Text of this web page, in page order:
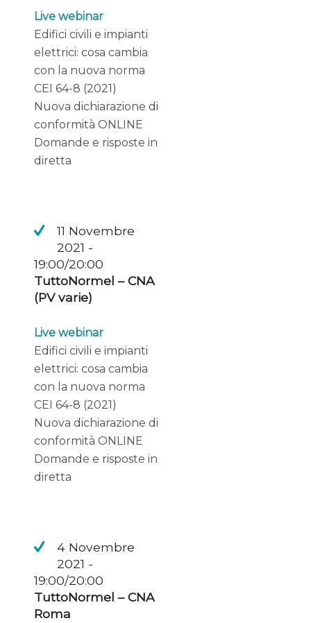
Live webinar
Edifici civili e impianti
elettrici: cosa cambia
con la nuova norma
CEI 64-8 (2021)
Nuova dichiarazione di
conformità ONLINE
Domande e risposte in
diretta
11 Novembre
2021 -
19:00/20:00
TuttoNormel – CNA
(PV varie)
Live webinar
Edifici civili e impianti
elettrici: cosa cambia
con la nuova norma
CEI 64-8 (2021)
Nuova dichiarazione di
conformità ONLINE
Domande e risposte in
diretta
4 Novembre
2021 -
19:00/20:00
TuttoNormel – CNA
Roma